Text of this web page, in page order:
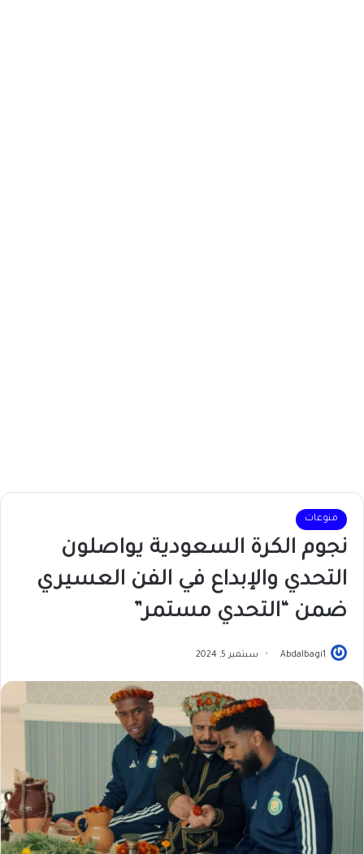
منوعات
نجوم الكرة السعودية يواصلون
التحدي والإبداع في الفن العسيري
ضمن “التحدي مستمر”
Abdalbagi1 سبتمبر 5, 2024